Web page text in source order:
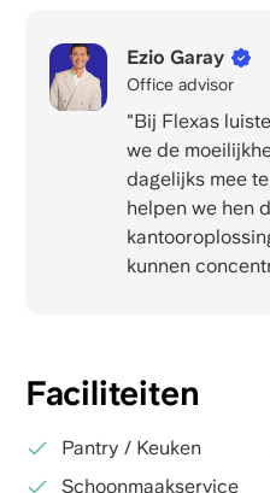
Ezio Garay
Office advisor
"Bij Flexas
we de
dagelijks mee
helpen we hen
kunnen
Faciliteiten
Pantry / Keuken
Schoonmaakservice